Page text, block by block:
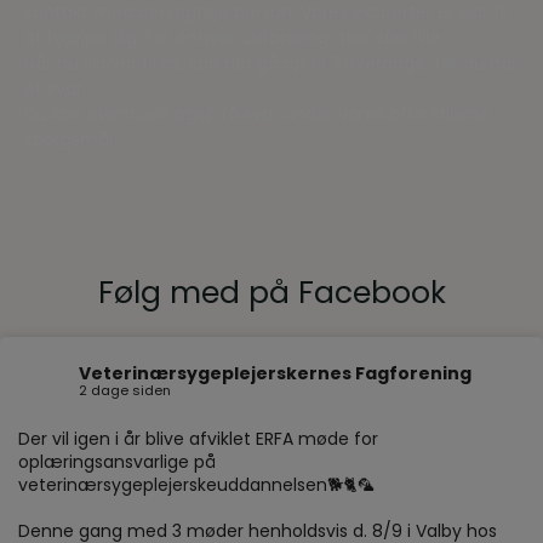
Følg med på Facebook
Veterinærsygeplejerskernes Fagforening
2 dage siden
Der vil igen i år blive afviklet ERFA møde for
oplæringsansvarlige på
veterinærsygeplejerskeuddannelsen🐕🐈🦜
Denne gang med 3 møder henholdsvis d. 8/9 i Valby hos